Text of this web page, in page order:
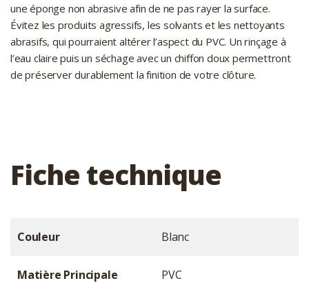
une éponge non abrasive afin de ne pas rayer la surface.
Évitez les produits agressifs, les solvants et les nettoyants
abrasifs, qui pourraient altérer l’aspect du PVC. Un rinçage à
l’eau claire puis un séchage avec un chiffon doux permettront
de préserver durablement la finition de votre clôture.
Fiche technique
Couleur Blanc
Matière Principale PVC